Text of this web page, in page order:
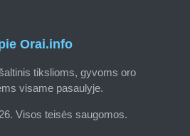
Orai.info
tikslioms, gyvoms oro
visame pasaulyje.
Visos teisės saugomos.